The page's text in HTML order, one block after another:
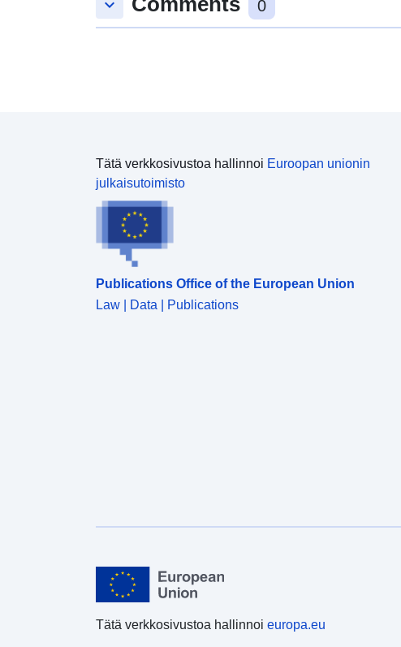
keyboard_arrow_down 0
Tätä verkkosivustoa hallinnoi Euroopan unionin
julkaisutoimisto
Publications Office of the European Union
Law | Data | Publications
Tätä verkkosivustoa hallinnoi europa.eu